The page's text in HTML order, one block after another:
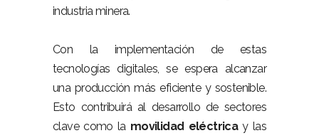
industria minera.
Con la implementación de estas
tecnologías digitales, se espera alcanzar
una producción más eficiente y sostenible.
Esto contribuirá al desarrollo de sectores
clave como la movilidad eléctricay las